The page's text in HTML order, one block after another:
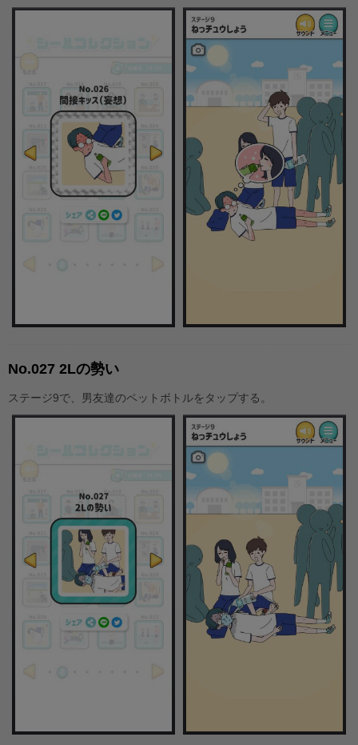
No.027 2Lの勢い
ステージ9で、男友達のペットボトルをタップする。